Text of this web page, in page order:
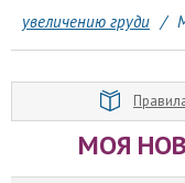
увеличению груди /
МОЯ